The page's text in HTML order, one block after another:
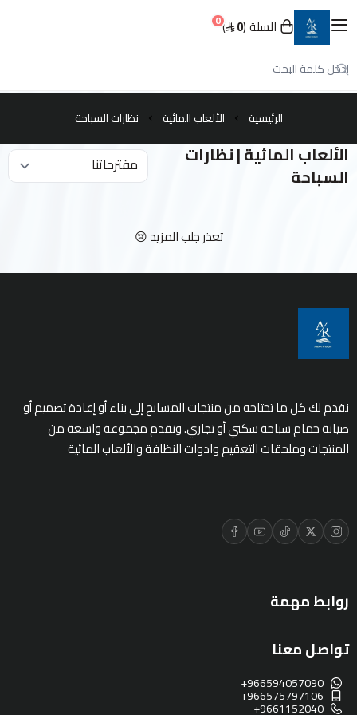
عنان الرياض
العربية
حسابي
الرئيسية
المعدات
المعقمات
الالعاب المائية
المقالات
0 السلة 0
الرئيسية الألعاب المائية نظارات السباحة
الألعاب المائية | نظارات
السباحة
تعذر جلب المزيد 😢
نقدم لك كل ما تحتاجه من منتجات المسابح إلى بناء أو إعادة تصميم أو
صيانة حمام سباحة سكني أو تجاري. ونقدم مجموعة واسعة من
المنتجات وملحقات التعقيم وادوات النظافة والألعاب المائية
روابط مهمة
تواصل معنا
+966594057090
+966575797106
+9661152040